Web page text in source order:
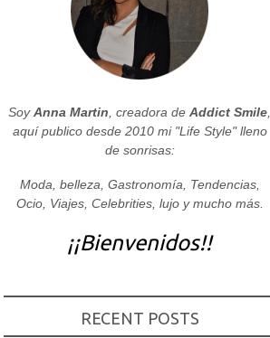
SoyAnna Martin , creadora de Addict Smile
aquí publico desde 2010 mi "Life Style" lleno
de sonrisas:
Moda, belleza, Gastronomía, Tendencias,
Ocio, Viajes, Celebrities, lujo y mucho más.
¡¡Bienvenidos!!
RECENT POSTS